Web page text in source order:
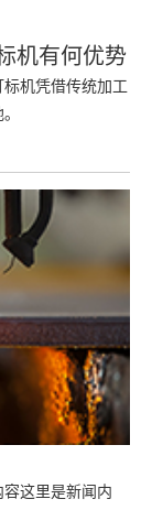
机有何优势
机凭借传统加工
这里是新闻内